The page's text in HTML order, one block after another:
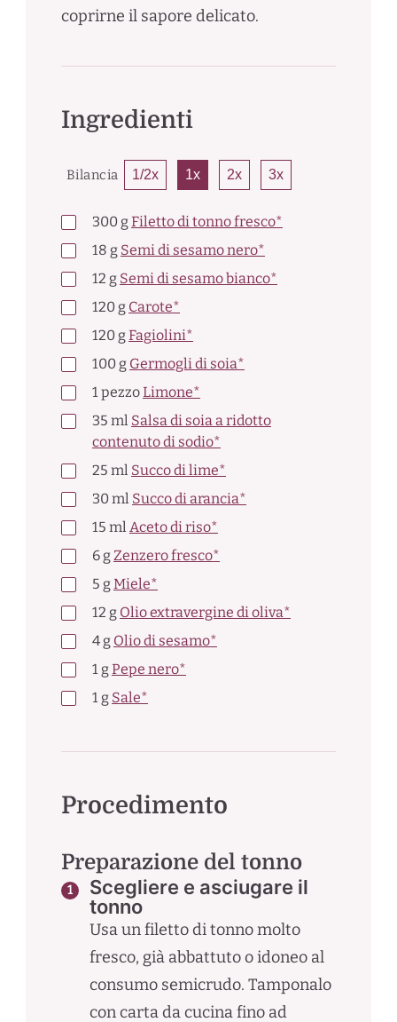
coprirne il sapore delicato.
Ingredienti
Bilancia 1/2x 1x 2x 3x
300 gFiletto di tonno fresco*
18 g Semi di sesamo nero*
12 g Semi di sesamo bianco*
120 g Carote*
120 gFagiolini*
100 g Germogli di soia*
1pezzoLimone*
35 ml Salsa di soia a ridotto
contenuto di sodio*
25 ml Succo di lime*
30ml Succo di arancia*
15 mlAceto di riso*
6 gZenzero fresco*
5 gMiele*
12 g Olio extravergine di oliva*
4 g Olio di sesamo*
1 gPepe nero*
1 g Sale*
Procedimento
Preparazione del tonno
Scegliere e asciugare il
tonno
Usa un filetto di tonno molto
fresco, già abbattuto o idoneo al
consumo semicrudo. Tamponalo
con carta da cucina fino ad